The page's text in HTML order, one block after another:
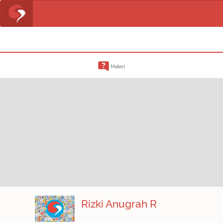
Materi
Rizki Anugrah R